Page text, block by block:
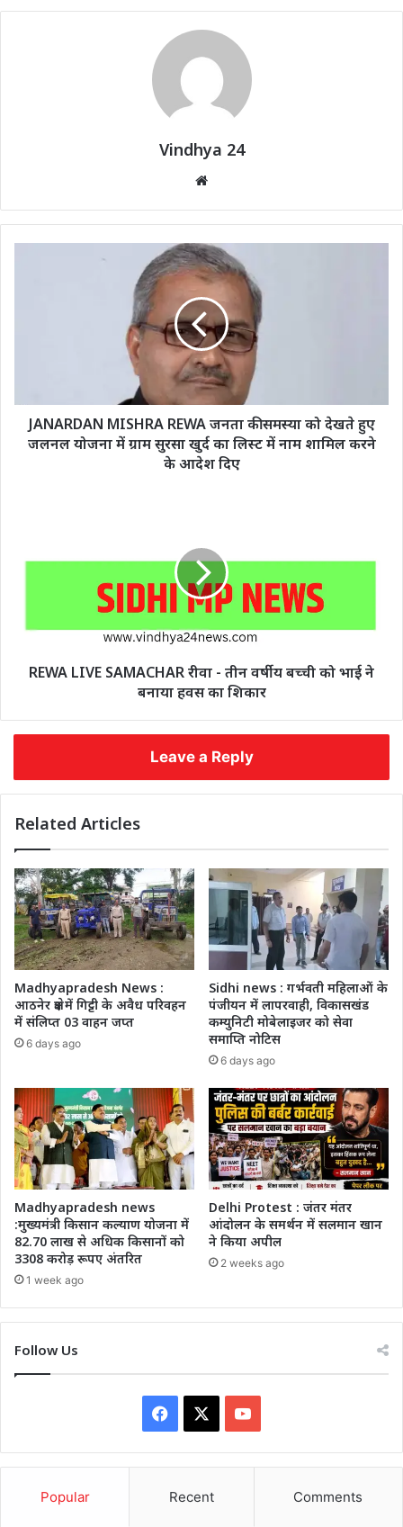
Vindhya 24
JANARDAN MISHRA REWA जनता की समस्या को देखते हुए
जलनल योजना में ग्राम सुरसा खुर्द का लिस्ट में नाम शामिल करने
के आदेश दिए
REWA LIVE SAMACHAR रीवा - तीन वर्षीय बच्ची को भाई ने
बनाया हवस का शिकार
Leave a Reply
Related Articles
Madhyapradesh News :
आठनेर क्षेत्र में गिट्टी के अवैध परिवहन
में संलिप्त 03 वाहन जप्त
6 days ago
Sidhi news : गर्भवती महिलाओं के
पंजीयन में लापरवाही, विकासखंड
कम्युनिटी मोबेलाइजर को सेवा
समाप्ति नोटिस
6 days ago
Madhyapradesh news
:मुख्यमंत्री किसान कल्याण योजना में
82.70 लाख से अधिक किसानों को
3308 करोड़ रूपए अंतरित
1 week ago
Delhi Protest : जंतर मंतर
आंदोलन के समर्थन में सलमान खान
ने किया अपील
2 weeks ago
Follow Us
Facebook YouTube
Popular Recent Comments